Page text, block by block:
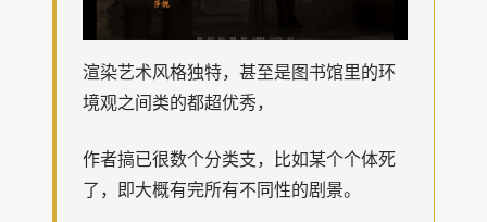
渲染艺术风格独特，甚至是图书馆里的环
境观之间类的都超优秀，
作者搞已很数个分类支，比如某个个体死
了，即大概有完所有不同性的剧景。